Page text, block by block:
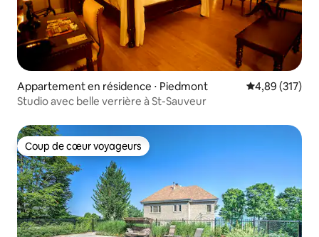
Appartement en résidence ⋅ Piedmont Évaluation
4,89 (317)
Studio avec belle verrière à St-Sauveur
Coup de cœur voyageurs
Coup de cœur voyageurs